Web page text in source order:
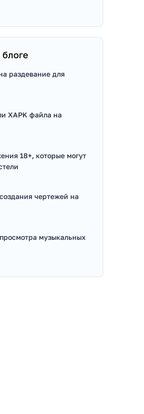
раздевание для
XAPK файла на
18+, которые могут
чертежей на
музыкальных